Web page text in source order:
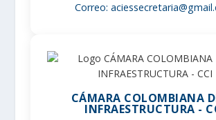
Correo:
CÁMARA COLOMBIANA
INFRAESTRUCTURA -